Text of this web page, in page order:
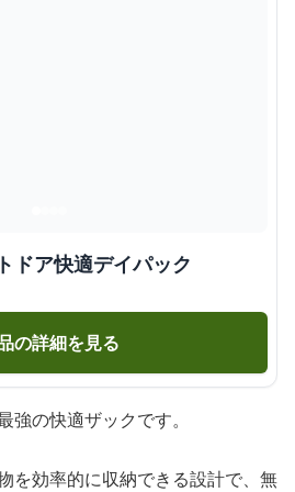
ドア快適デイパック
の詳細を見る
強の快適ザックです。
を効率的に収納できる設計で、無